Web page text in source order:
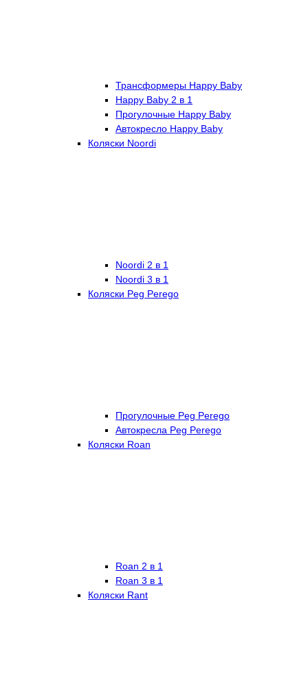
Трансформеры Happy Baby
Happy Baby 2 в 1
Прогулочные Happy Baby
Автокресло Happy Baby
Коляски Noordi
Noordi 2 в 1
Noordi 3 в 1
Коляски Peg Perego
Прогулочные Peg Perego
Автокресла Peg Perego
Коляски Roan
Roan 2 в 1
Roan 3 в 1
Коляски Rant